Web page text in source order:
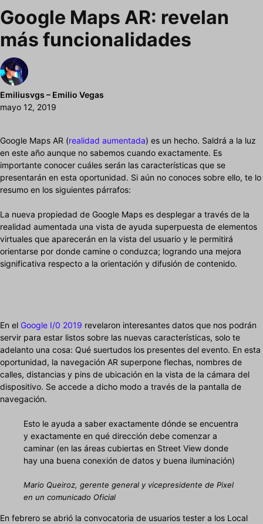
Google Maps AR: revelan
más funcionalidades
Emiliusvgs – Emilio Vegas
mayo 12, 2019
Google Maps AR (realidad aumentada) es un hecho. Saldrá a la luz
en este año aunque no sabemos cuando exactamente. Es
importante conocer cuáles serán las características que se
presentarán en esta oportunidad. Si aún no conoces sobre ello, te lo
resumo en los siguientes párrafos:
La nueva propiedad de Google Maps es desplegar a través de la
realidad aumentada una vista de ayuda superpuesta de elementos
virtuales que aparecerán en la vista del usuario y le permitirá
orientarse por donde camine o conduzca; logrando una mejora
significativa respecto a la orientación y difusión de contenido.
En el Google I/0 2019 revelaron interesantes datos que nos podrán
servir para estar listos sobre las nuevas características, solo te
adelanto una cosa: Qué suertudos los presentes del evento. En esta
oportunidad, la navegación AR superpone flechas, nombres de
calles, distancias y pins de ubicación en la vista de la cámara del
dispositivo. Se accede a dicho modo a través de la pantalla de
navegación.
Esto le ayuda a saber exactamente dónde se encuentra
y exactamente en qué dirección debe comenzar a
caminar (en las áreas cubiertas en Street View donde
hay una buena conexión de datos y buena iluminación)
Mario Queiroz, gerente general y vicepresidente de Pixel
en un comunicado Oficial
En febrero se abrió la convocatoria de usuarios tester a los Local